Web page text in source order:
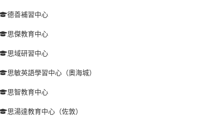
德善補習中心
思傑教育中心
思域研習中心
思敏英語學習中心（奧海城）
思智教育中心
思湯達教育中心（佐敦）